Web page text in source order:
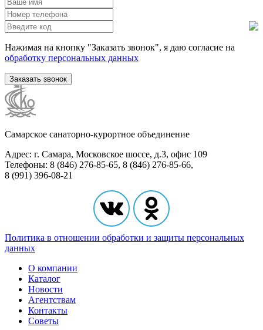
Нажимая на кнопку "Заказать звонок", я даю согласие на
обработку персональных данных
Заказать звонок
Самарское санаторно-курортное объединение
Адрес: г. Самара, Московское шоссе, д.3, офис 109
Телефоны: 8 (846) 276-85-65, 8 (846) 276-85-66,
8 (991) 396-08-21
Политика в отношении обработки и защиты персональных
данных
О компании
Каталог
Новости
Агентствам
Контакты
Советы